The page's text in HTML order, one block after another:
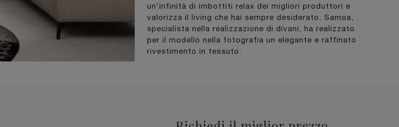
un'infinità di imbottiti relax dei migliori produttori e
valorizza il living che hai sempre desiderato. Samoa,
specialista nella realizzazione di divani, ha realizzato
per il modello nella fotografia un elegante e raffinato
rivestimento in tessuto.